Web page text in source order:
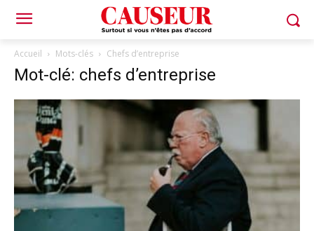
Accueil Mots-clés Chefs d’entreprise
Mot-clé: chefs d’entreprise